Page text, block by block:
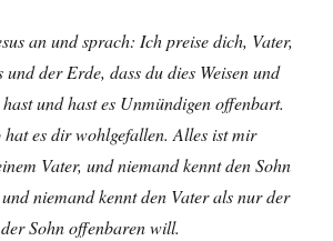
an und sprach: Ich preise dich, Vater,
der Erde, dass du dies Weisen und
und hast es Unmündigen offenbart.
hat es dir wohlgefallen. Alles ist mir
Vater, und niemand kennt den Sohn
niemand kennt den Vater als nur der
Sohn offenbaren will.